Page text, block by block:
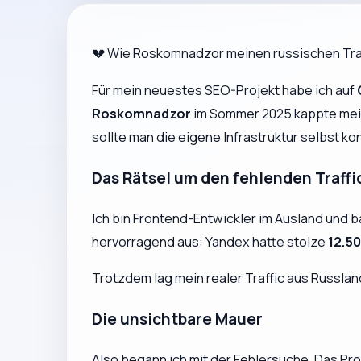
💔 Wie Roskomnadzor meinen russischen
Für mein neuestes SEO-Projekt habe ich auf
Roskomnadzor im Sommer 2025 kappte
sollte man die eigene Infrastruktur selbst
Das Rätsel um den fehlenden
Ich bin Frontend-Entwickler im Ausland und
hervorragend aus: Yandex hatte stolze
Trotzdem lag mein realer Traffic aus
Die unsichtbare Mauer